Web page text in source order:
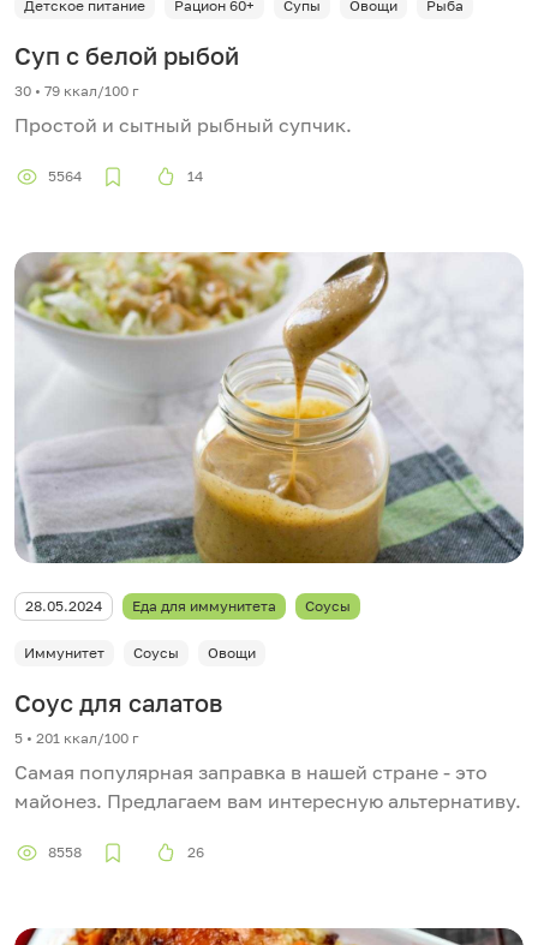
Детское питание Рацион 60+ Супы Овощи Рыба
Суп с белой рыбой
30 • 79 ккал/100 г
Простой и сытный рыбный супчик.
5564 14
28.05.2024 Еда для иммунитета Соусы
Иммунитет Соусы Овощи
Соус для салатов
5 • 201 ккал/100 г
Самая популярная заправка в нашей стране - это
майонез. Предлагаем вам интересную альтернативу.
8558 26